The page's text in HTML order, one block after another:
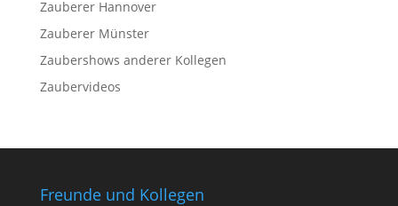
Zauberer Hannover
Zauberer Münster
Zaubershows anderer Kollegen
Zaubervideos
Freunde und Kollegen